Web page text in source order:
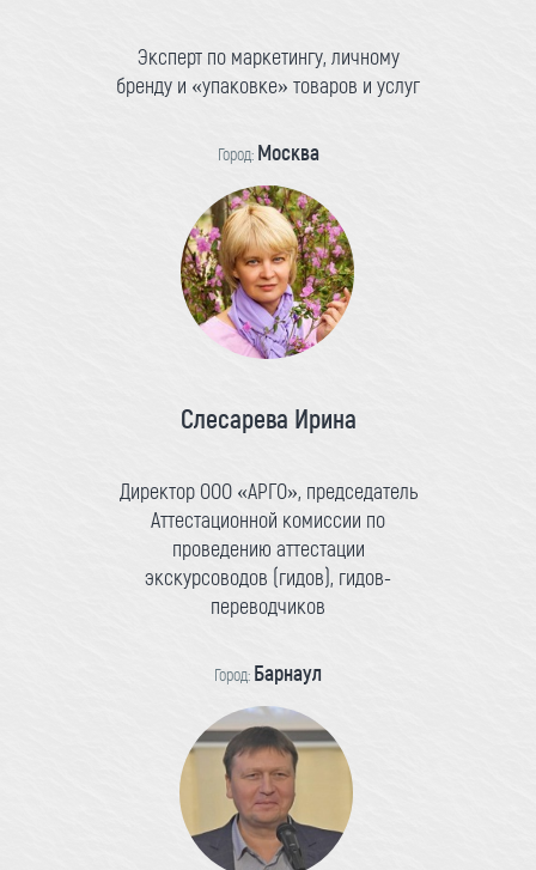
Эксперт по маркетингу, личному
бренду и «упаковке» товаров и услуг
Город: Москва
Слесарева Ирина
Директор ООО «АРГО», председатель
Аттестационной комиссии по
проведению аттестации
экскурсоводов (гидов), гидов-
переводчиков
Город: Барнаул